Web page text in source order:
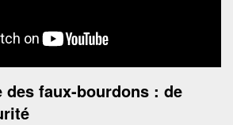
des faux-bourdons : de